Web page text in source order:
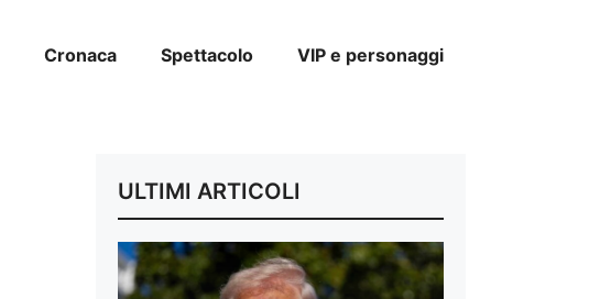
Cronaca Spettacolo VIP e personaggi
ULTIMI ARTICOLI